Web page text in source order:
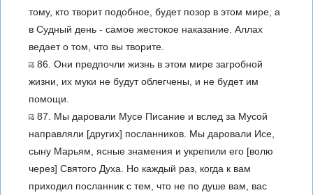
тому, кто творит подобное, будет позор в этом мире, а
в Судный день - самое жестокое наказание. Аллах
ведает о том, что вы творите.
86. Они предпочли жизнь в этом мире загробной
жизни, их муки не будут облегчены, и не будет им
помощи.
87. Мы даровали Мусе Писание и вслед за Мусой
направляли [других] посланников. Мы даровали Исе,
сыну Марьям, ясные знамения и укрепили его [волю
через] Святого Духа. Но каждый раз, когда к вам
приходил посланник с тем, что не по душе вам, вас